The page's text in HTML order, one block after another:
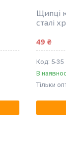
Щипці
сталі
49 ₴
5-35
В
Тільки